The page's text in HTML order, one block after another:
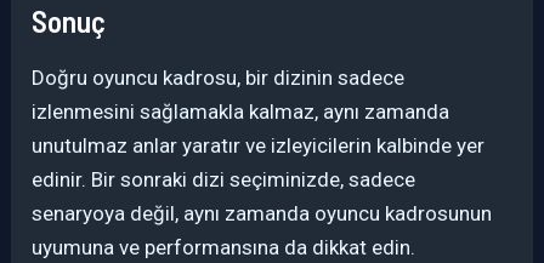
Sonuç
Doğru oyuncu kadrosu, bir dizinin sadece
izlenmesini sağlamakla kalmaz, aynı zamanda
unutulmaz anlar yaratır ve izleyicilerin kalbinde yer
edinir. Bir sonraki dizi seçiminizde, sadece
senaryoya değil, aynı zamanda oyuncu kadrosunun
uyumuna ve performansına da dikkat edin.